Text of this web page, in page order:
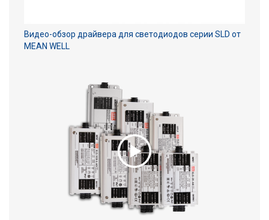
Видео-обзор драйвера для светодиодов серии SLD от
MEAN WELL